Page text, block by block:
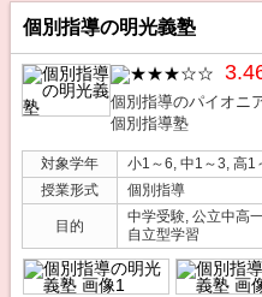
個別指導の明光義塾
個別指導のパイオニ
個別指導塾
対象学年
小1～6, 中1～3, 高1
授業形式
個別指導
目的
中学受験, 公立中高
自立型学習